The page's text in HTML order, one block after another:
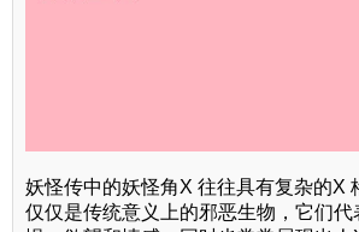
妖怪传中的妖怪角X 往往具有复杂的X
仅仅是传统意义上的邪恶生物，它们